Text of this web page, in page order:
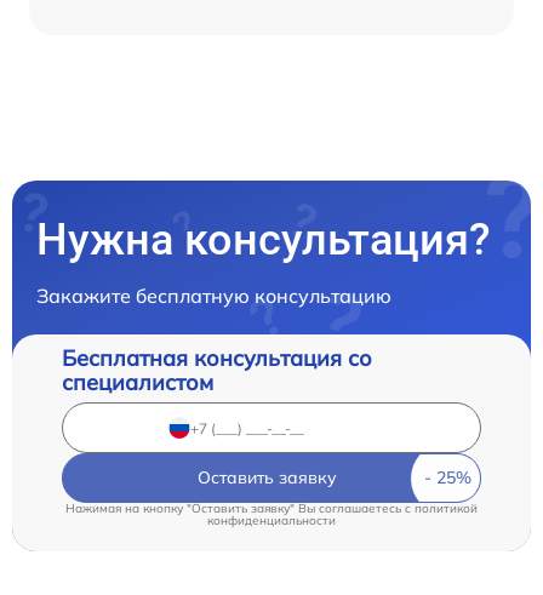
Нужна консультация?
Закажите бесплатную консультацию
Бесплатная консультация со
специалистом
Оставить заявку
Нажимая на кнопку "Оставить заявку" Вы соглашаетесь c политикой
конфиденциальности